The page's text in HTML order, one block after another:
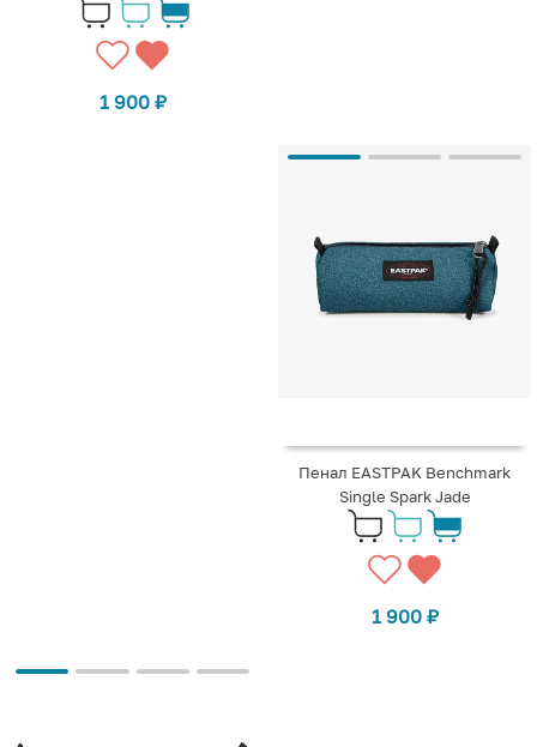
1 900 ₽
Пенал EASTPAK Benchmark
Single Spark Jade
1 900 ₽